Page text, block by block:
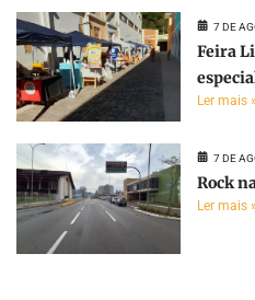
7 DE
Feira
Ler mais »
7 DE
Rock
Ler mais »